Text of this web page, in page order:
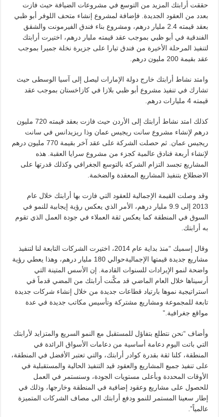
حققت أرابتك المزيد من التوسع في مشروعات الضيافة حيث فازت
بعدد من العقود الجديدة. فإضافة لمشروع إنشاء متحف اللوفر أبو ظبي
بعقد قيمته 2.4 مليار درهم، ومشروع بناء فندق الفيرمونت والشقق
الفندقية في أبو ظبي بموجب عقد قيمته مليار درهم، اختيرت أرابتك
لتنفيذ المرحلة الأخيرة من فندق تيارا على جزيرة نخلة جميرا بموجب
عقد بقيمة 200 مليون درهم.
وامتد نشاط أرابتك خارج دولة الإمارات ليصل إلى آسيا الوسطى حيث
تشارك في تنفيذ مشروع أبو ظبي بلازا في كازاخستان بموجب عقد
قيمته 4 مليارات درهم.
كذلك امتد نشاط أرابتك إلى الأردن حيث فازت بعقد قيمته 720 مليون
درهم لإنشاء مشروع سانت ريجيس عمان وذا ريزيدانس في سانت
ريجيس عمان. ثم حصلت الشركة على عقد آخر بقيمة 770 مليون درهم
لإنشاء أربعة فنادق عالمية كجزء من مشروع سرايا العقبة. هذه
المشاريع تجسد التزام الشركة بالتوسع الجغرافي وكذلك قدرتها على
الاضطلاع بتنفيذ المشاريع المعقدة والضخمة.
وقد وصلت القيمة الإجمالية للعقود التي فازت بها أرابتك خلال عام
2013 إلى 9.9 مليار درهم، الأمر الذي يعكس رؤية إيجابية للنمو في
السوق في المنطقة كما يعكس ثقة العملاء في جودة العمل الذي تقوم
به أرابتك.
وقال إسميك “منذ بداية عام 2014، اختيرت الشركات التابعة لنا لتنفيذ
مشاريع جديدة قيمتها الإجماليةحوالي 180 مليار درهم، وهذا يعطي رؤية
واضحة لنمو الإيرادات للسنوات القادمة. إن الأسس المتينة التي
أرسيناها خلال العام الماضي قد مكَّنت أرابتك من المضي قدماً في
استراتيجية نموها بارتياد قطاعات جديدة من خلال إنشاء شركات جديدة
تابعة للمجموعة ومشاريع مشتركة وتأسيس مكاتب جديدة في عدة
مواقع جغرافية.”
وأضاف “نحن نتطلع بتفاؤل للمستقبل مع النمو السريع والمتزايد لأرابتك
التي باتت اليوم دعامة أساسية من دعامات الأسواق الرائدة في
المنطقة، كلنا ثقة بقدرة كوادر أرابتك، والتي تعتبر الأفضل في المنطقة،
على تنفيذ جميع المشاريع والعقود قيد التنفيذ الحالية والمستقبلية في
الأوقات المحددة وبأعلى مستويات الجودة، وسنستمر في العمل
للحصول على مشاريع وعقود إضافية في المنطقة وخارجها، وذلك في
إطار سعينا المستمر للنمو ودفع أرابتك الى مصاف الشركات المتميزة
عالمياً”.